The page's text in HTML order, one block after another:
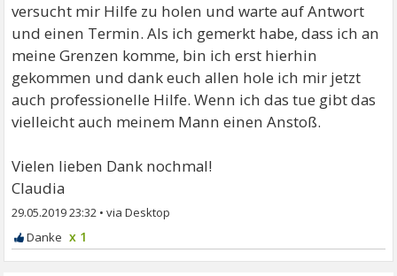
versucht mir Hilfe zu holen und warte auf Antwort
und einen Termin. Als ich gemerkt habe, dass ich an
meine Grenzen komme, bin ich erst hierhin
gekommen und dank euch allen hole ich mir jetzt
auch professionelle Hilfe. Wenn ich das tue gibt das
vielleicht auch meinem Mann einen Anstoß.
Vielen lieben Dank nochmal!
Claudia
29.05.2019 23:32 •
x 1